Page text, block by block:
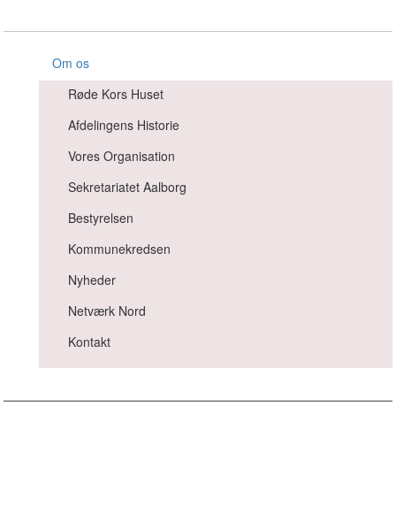
Om os
Røde Kors Huset
Afdelingens Historie
Vores Organisation
Sekretariatet Aalborg
Bestyrelsen
Kommunekredsen
Nyheder
Netværk Nord
Kontakt